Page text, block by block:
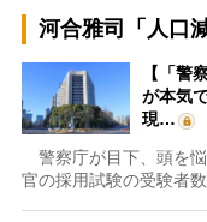
河合雅司「人口
【「警
が本気
現…
警察庁が目下、頭を
官の採用試験の受験者